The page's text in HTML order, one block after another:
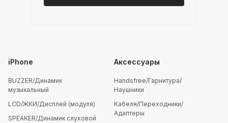
iPhone
BUZZER/Динамик
музыкальный
LCD/ЖКИ/Дисплей (модуля)
SPEAKER/Динамик слуховой
Аксессуары
Handsfree/Гарнитура/
Наушники
Кабеля/Переходники/
Адаптеры